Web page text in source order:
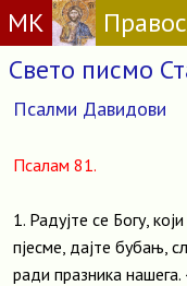
МК
Свето писмо
Псалми Давидови
Псалам 81.
1. Радујте се Богу,
пјесме, дајте бубањ,
ради празника